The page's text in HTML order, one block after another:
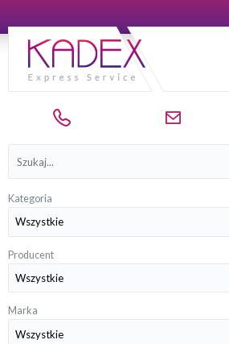
Kategoria
Producent
Marka
Kategorie